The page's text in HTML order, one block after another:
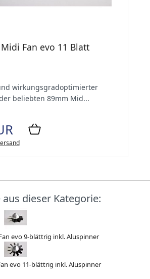
Fan evo 11 Blatt
wirkungsgradoptimierter
beliebten 89mm Mid...
dieser Kategorie:
evo 9-blättrig inkl. Aluspinner
evo 11-blättrig inkl. Aluspinner